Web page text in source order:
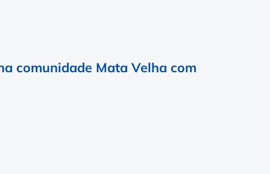
comunidade Mata Velha com